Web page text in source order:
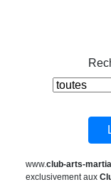
www.club-arts-
exclusivement aux